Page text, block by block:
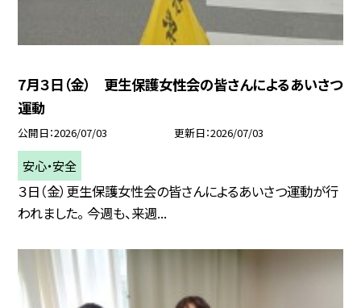
7月３日（金） 更生保護女性会の皆さんによるあいさつ
運動
公開日 2026/07/03 更新日 2026/07/03
安心・安全
３日（金）更生保護女性会の皆さんによるあいさつ運動が行
われました。 今週も、来週...